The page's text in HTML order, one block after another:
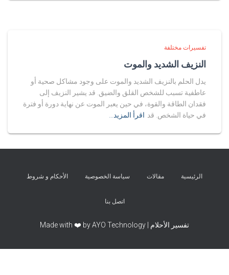
تفسيرات مختلفة
النزيف الشديد والموت
يدل الحلم بالنزيف الشديد والموت على وجود مشاكل صحية أو
عاطفية تسبب للشخص القلق والضيق. قد يشير النزيف إلى
فقدان الطاقة والقوة، في حين يعبر الموت عن نهاية دورة أو فترة
في حياة الشخص. قد اقرأ المزيد…
الرئيسية مقالات سياسة الخصوصية الأحكام و شروط
اتصل بنا
تفسير الأحلام | Made with ❤️ by AYO Technology